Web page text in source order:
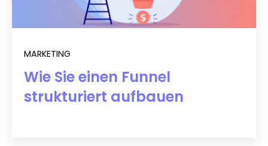
MARKETING
Wie Sie einen Funnel
strukturiert aufbauen